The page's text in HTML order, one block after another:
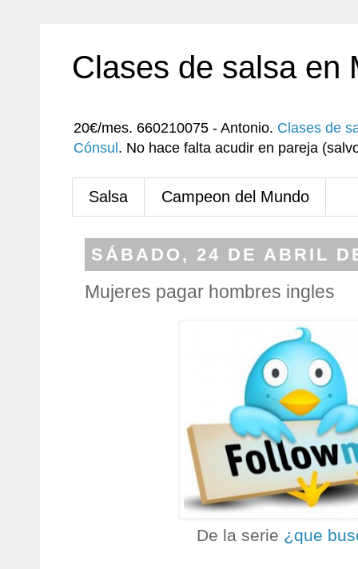
Clases de salsa en
20€/mes. 660210075 - Antonio. Clases de
Cónsul . No hace falta acudir en pareja
Salsa Campeon del Mundo
SÁBADO, 24 DE ABRIL
Mujeres pagar hombres ingles
De la serie ¿que